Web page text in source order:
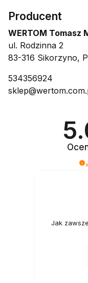
Producent
WERTOM Tomasz
ul. Rodzinna 2
83-316 Sikorzyno,
534356924
Jak